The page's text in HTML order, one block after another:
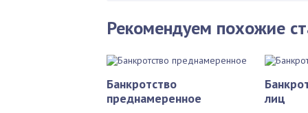
Рекомендуем похожие
Банкротство
преднамеренное
лиц